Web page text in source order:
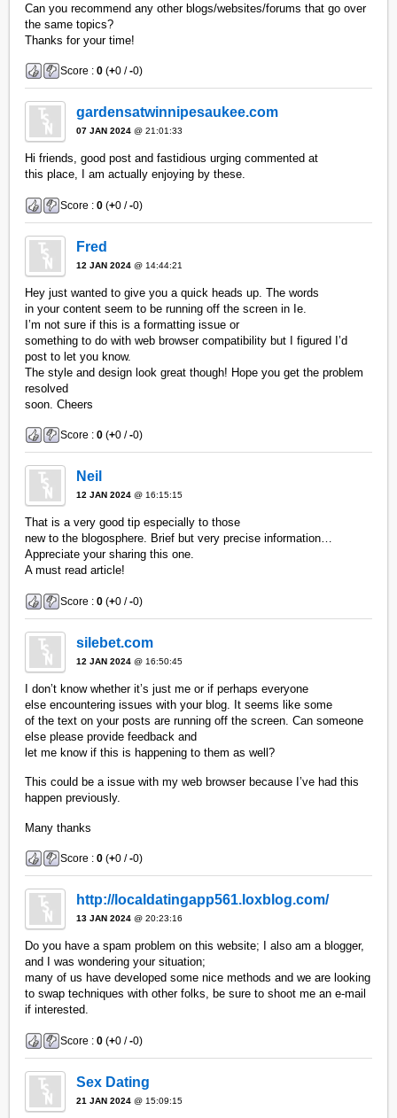
Can you recommend any other blogs/websites/forums that go over
the same topics?
Thanks for your time!
Score :0 (+0 /-0)
gardensatwinnipesaukee.com
07 JAN 2024 @ 21:01:33
Hi friends, good post and fastidious urging commented at
this place, I am actually enjoying by these.
Score :0 (+0 /-0)
Fred
12 JAN 2024 @ 14:44:21
Hey just wanted to give you a quick heads up. The words
in your content seem to be running off the screen in Ie.
I’m not sure if this is a formatting issue or
something to do with web browser compatibility but I figured I’d
post to let you know.
The style and design look great though! Hope you get the problem
resolved
soon. Cheers
Score :0 (+0 /-0)
Neil
12 JAN 2024 @ 16:15:15
That is a very good tip especially to those
new to the blogosphere. Brief but very precise information…
Appreciate your sharing this one.
A must read article!
Score :0 (+0 /-0)
silebet.com
12 JAN 2024 @ 16:50:45
I don’t know whether it’s just me or if perhaps everyone
else encountering issues with your blog. It seems like some
of the text on your posts are running off the screen. Can someone
else please provide feedback and
let me know if this is happening to them as well?
This could be a issue with my web browser because I’ve had this
happen previously.
Many thanks
Score :0 (+0 /-0)
http://localdatingapp561.loxblog.com/
13 JAN 2024 @ 20:23:16
Do you have a spam problem on this website; I also am a blogger,
and I was wondering your situation;
many of us have developed some nice methods and we are looking
to swap techniques with other folks, be sure to shoot me an e-mail
if interested.
Score :0 (+0 /-0)
Sex Dating
21 JAN 2024 @ 15:09:15